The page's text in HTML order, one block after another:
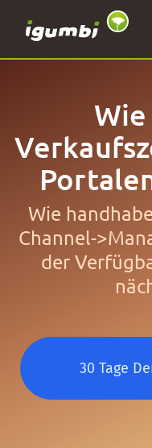
Wie
Channel-
der
30 Tage